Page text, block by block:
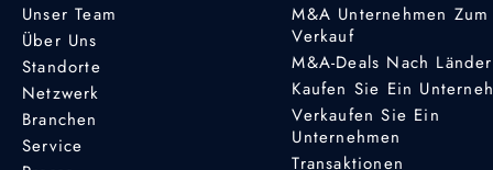
Unser Team
Über Uns
Standorte
Netzwerk
Branchen
Service
M&A Unternehmen Zum
Verkauf
M&A-Deals Nach
Kaufen Sie Ein
Verkaufen Sie Ein
Unternehmen
Transaktionen